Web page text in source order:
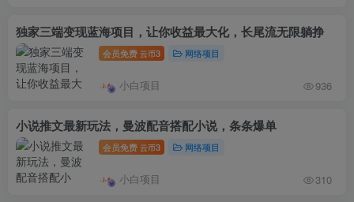
独家三端变现蓝海项目，让你收益最大化，长尾流无限躺挣
会员免费 云币3 网络项目
小白项目 936
小说推文最新玩法，曼波配音搭配小说，条条爆单
会员免费 云币3 网络项目
小白项目 310